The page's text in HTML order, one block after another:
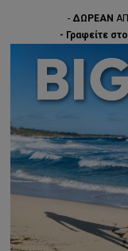
- ΔΩΡΕΑΝ
- Γραφείτε